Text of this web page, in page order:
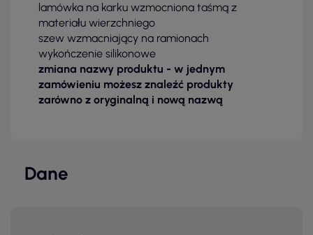
lamówka na karku wzmocniona taśmą z
materiału wierzchniego
szew wzmacniający na ramionach
wykończenie silikonowe
zmiana nazwy produktu - w jednym
zamówieniu możesz znaleźć produkty
zarówno z oryginalną i nową nazwą
Dane